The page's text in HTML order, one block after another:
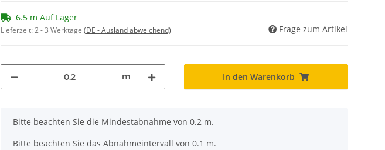
6.5 m Auf Lager
Lieferzeit:2 - 3 Werktage (DE - Ausland abweichend) Frage zum Artikel
m In den Warenkorb
x
Bitte beachten Sie die Mindestabnahme von 0.2 m.
Bitte beachten Sie das Abnahmeintervall von 0.1 m.